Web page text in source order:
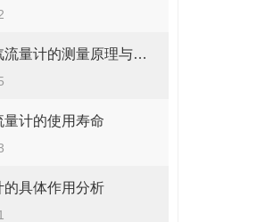
压力管道蒸汽流量计的测量原理与日常维护操作规范
计的使用寿命
的具体作用分析